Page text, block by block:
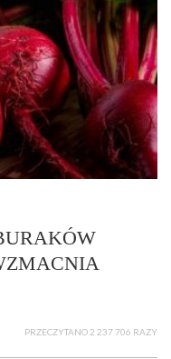
PRZECZYTANO 2 237 706 RAZY